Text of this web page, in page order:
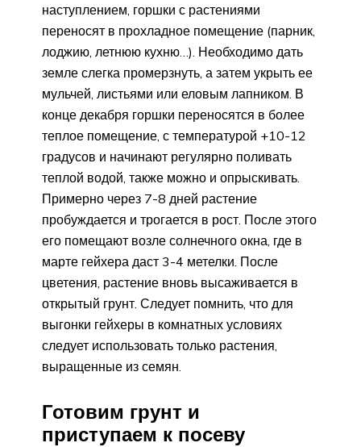
наступлением, горшки с растениями
переносят в прохладное помещение (парник,
лоджию, летнюю кухню…). Необходимо дать
земле слегка промерзнуть, а затем укрыть ее
мульчей, листьями или еловым лапником. В
конце декабря горшки переносятся в более
теплое помещение, с температурой +10-12
градусов и начинают регулярно поливать
теплой водой, также можно и опрыскивать.
Примерно через 7-8 дней растение
пробуждается и трогается в рост. После этого
его помещают возле солнечного окна, где в
марте гейхера даст 3-4 метелки. После
цветения, растение вновь высаживается в
открытый грунт. Следует помнить, что для
выгонки гейхеры в комнатных условиях
следует использовать только растения,
выращенные из семян.
Готовим грунт и
приступаем к посеву